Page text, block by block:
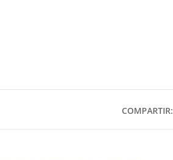
COMPARTIR: